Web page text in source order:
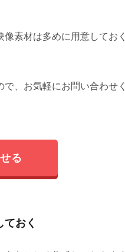
素材は多めに用意してお
、お気軽にお問い合わせ
る
おく